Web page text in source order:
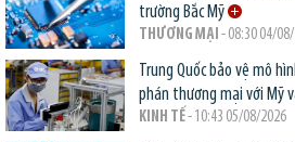
trường Bắc Mỹ
THƯƠNG MẠI - 08:30 04/
Trung Quốc bảo vệ mô
phán thương mại với Mỹ và
KINH TẾ- 10:43 05/08/2026